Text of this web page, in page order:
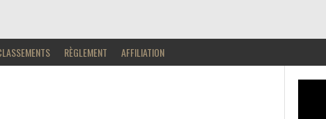
RÈGLEMENT AFFILIATION